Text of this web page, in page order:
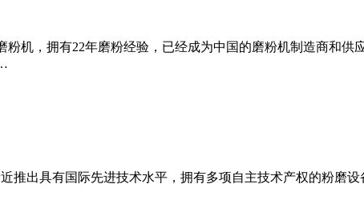
粉机，拥有22年磨粉经验，已经成为中国的磨粉机制造商和
推出具有国际先进技术水平，拥有多项自主技术产权的粉磨